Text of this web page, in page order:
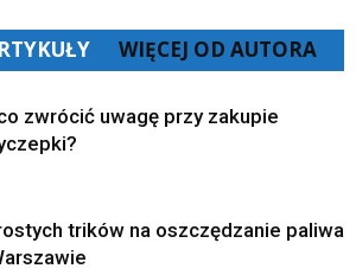
WIĘCEJ OD AUTORA
zwrócić uwagę przy zakupie
trików na oszczędzanie paliwa